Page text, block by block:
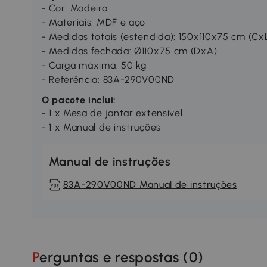
- Cor: Madeira
- Materiais: MDF e aço
- Medidas totais (estendida): 150x110x75 cm
- Medidas fechada: Ø110x75 cm (DxA)
- Carga máxima: 50 kg
- Referência: 83A-290V00ND
O pacote inclui:
- 1 x Mesa de jantar extensível
- 1 x Manual de instruções
Manual de instruções
83A-290V00ND Manual de instruções
Perguntas e respostas (0)